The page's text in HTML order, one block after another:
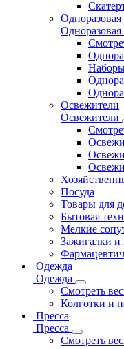
Одноразовая
Одноразовая
Освежители
Освежители
Посуда
Товары для
Бытовая
Мелкие
Зажигалки и
Одежда
Одежда
Смотреть
Колготки и
Пресса
Пресса
Смотреть